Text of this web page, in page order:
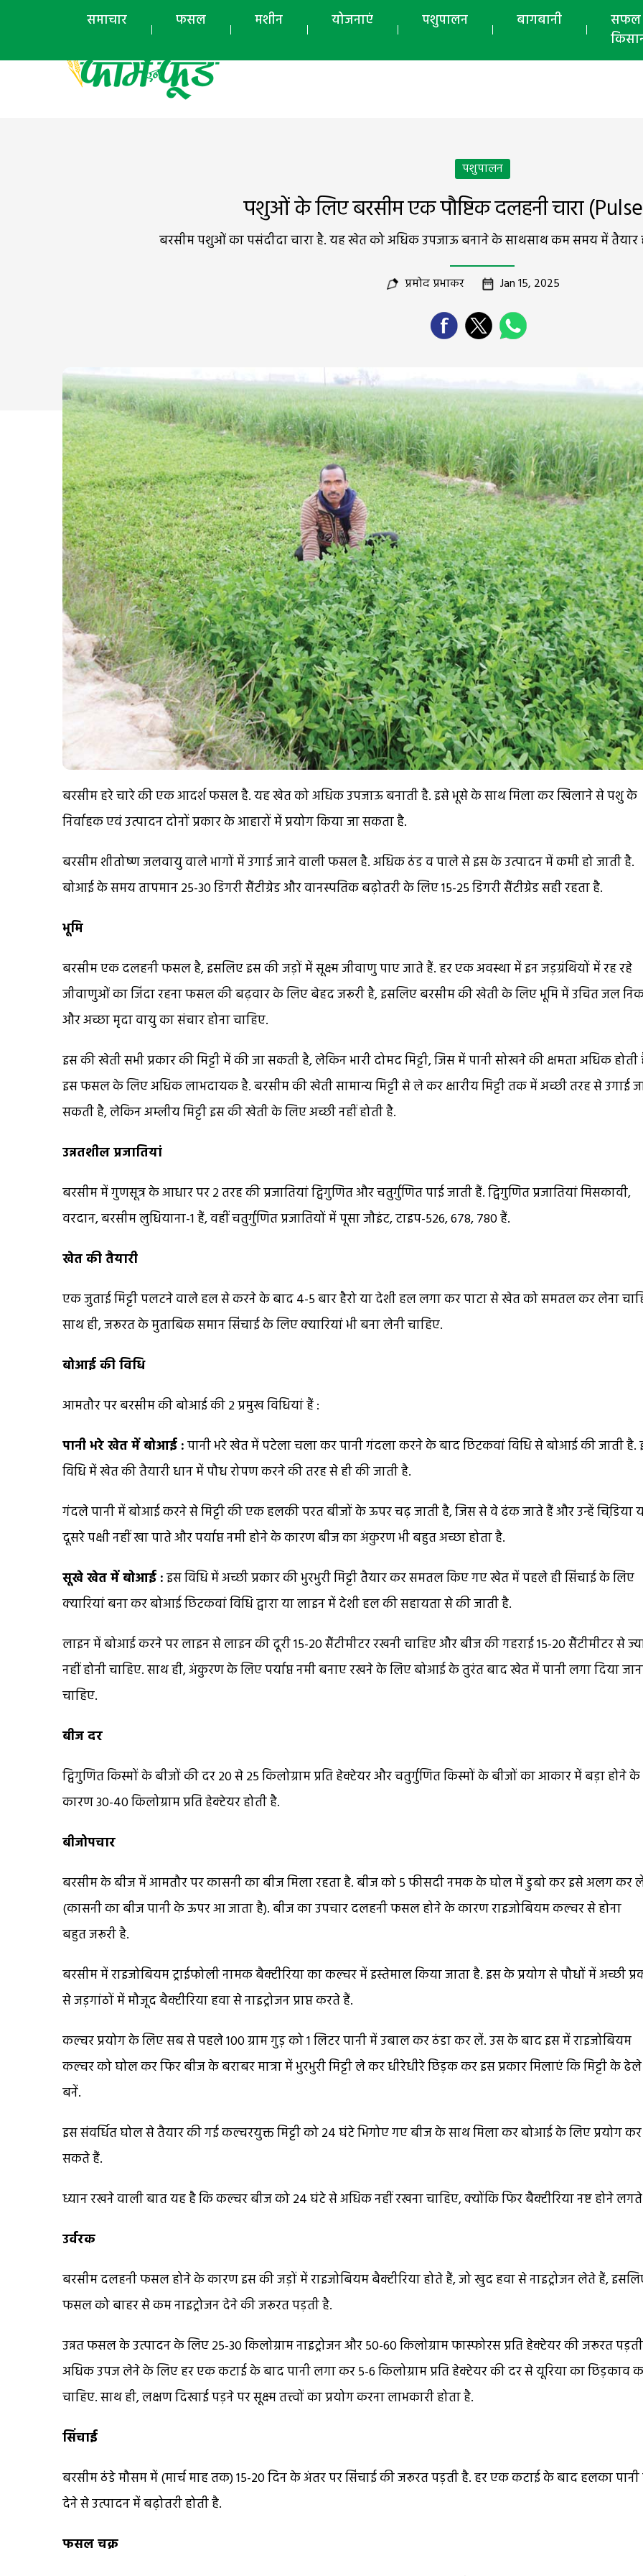
समाचार फसल मशीन योजनाएं पशुपालन बागबानी
सफल
पशुपालन
पशुओं के लिए बरसीम एक पौष्टिक दलहनी चारा
बरसीम पशुओं का पसंदीदा चारा है. यह खेत को अधिक उपजाऊ बनाने के साथसाथ कम समय में तैयार
प्रमोद प्रभाकर Jan 15, 2025
बरसीम हरे चारे की एक आदर्श फसल है. यह खेत को अधिक उपजाऊ बनाती है. इसे भूसे के साथ मिला कर खिलाने से पशु के
निर्वाहक एवं उत्पादन दोनों प्रकार के आहारों में प्रयोग किया जा सकता है.
बरसीम शीतोष्ण जलवायु वाले भागों में उगाई जाने वाली फसल है. अधिक ठंड व पाले से इस के उत्पादन में कमी हो जाती है.
बोआई के समय तापमान 25-30 डिगरी सैंटीग्रेड और वानस्पतिक बढ़ोतरी के लिए 15-25 डिगरी सैंटीग्रेड सही रहता है.
भूमि
बरसीम एक दलहनी फसल है, इसलिए इस की जड़ों में सूक्ष्म जीवाणु पाए जाते हैं. हर एक अवस्था में इन जड़ग्रंथियों में रह रहे
जीवाणुओं का जिंदा रहना फसल की बढ़वार के लिए बेहद जरूरी है, इसलिए बरसीम की खेती के लिए भूमि में उचित जल
और अच्छा मृदा वायु का संचार होना चाहिए.
इस की खेती सभी प्रकार की मिट्टी में की जा सकती है, लेकिन भारी दोमद मिट्टी, जिस में पानी सोखने की क्षमता अधिक होती
इस फसल के लिए अधिक लाभदायक है. बरसीम की खेती सामान्य मिट्टी से ले कर क्षारीय मिट्टी तक में अच्छी तरह से उगाई
सकती है, लेकिन अम्लीय मिट्टी इस की खेती के लिए अच्छी नहीं होती है.
उन्नतशील प्रजातियां
बरसीम में गुणसूत्र के आधार पर 2 तरह की प्रजातियां द्विगुणित और चतुर्गुणित पाई जाती हैं. द्विगुणित प्रजातियां मिसकावी,
वरदान, बरसीम लुधियाना-1 हैं, वहीं चतुर्गुणित प्रजातियों में पूसा जौइंट, टाइप-526, 678, 780 हैं.
खेत की तैयारी
एक जुताई मिट्टी पलटने वाले हल से करने के बाद 4-5 बार हैरो या देशी हल लगा कर पाटा से खेत को समतल कर लेना
साथ ही, जरूरत के मुताबिक समान सिंचाई के लिए क्यारियां भी बना लेनी चाहिए.
बोआई की विधि
आमतौर पर बरसीम की बोआई की 2 प्रमुख विधियां हैं :
पानी भरे खेत में बोआई :पानी भरे खेत में पटेला चला कर पानी गंदला करने के बाद छिटकवां विधि से बोआई की जाती है.
विधि में खेत की तैयारी धान में पौध रोपण करने की तरह से ही की जाती है.
गंदले पानी में बोआई करने से मिट्टी की एक हलकी परत बीजों के ऊपर चढ़ जाती है, जिस से वे ढंक जाते हैं और उन्हें चिडि़या
दूसरे पक्षी नहीं खा पाते और पर्याप्त नमी होने के कारण बीज का अंकुरण भी बहुत अच्छा होता है.
सूखे खेत में बोआई :इस विधि में अच्छी प्रकार की भुरभुरी मिट्टी तैयार कर समतल किए गए खेत में पहले ही सिंचाई के लिए
क्यारियां बना कर बोआई छिटकवां विधि द्वारा या लाइन में देशी हल की सहायता से की जाती है.
लाइन में बोआई करने पर लाइन से लाइन की दूरी 15-20 सैंटीमीटर रखनी चाहिए और बीज की गहराई 15-20 सैंटीमीटर से
नहीं होनी चाहिए. साथ ही, अंकुरण के लिए पर्याप्त नमी बनाए रखने के लिए बोआई के तुरंत बाद खेत में पानी लगा दिया
चाहिए.
बीज दर
द्विगुणित किस्मों के बीजों की दर 20 से 25 किलोग्राम प्रति हेक्टेयर और चतुर्गुणित किस्मों के बीजों का आकार में बड़ा होने के
कारण 30-40 किलोग्राम प्रति हेक्टेयर होती है.
बीजोपचार
बरसीम के बीज में आमतौर पर कासनी का बीज मिला रहता है. बीज को 5 फीसदी नमक के घोल में डुबो कर इसे अलग कर
(कासनी का बीज पानी के ऊपर आ जाता है). बीज का उपचार दलहनी फसल होने के कारण राइजोबियम कल्चर से होना
बहुत जरूरी है.
बरसीम में राइजोबियम ट्राईफोली नामक बैक्टीरिया का कल्चर में इस्तेमाल किया जाता है. इस के प्रयोग से पौधों में अच्छी
से जड़गांठों में मौजूद बैक्टीरिया हवा से नाइट्रोजन प्राप्त करते हैं.
कल्चर प्रयोग के लिए सब से पहले 100 ग्राम गुड़ को 1 लिटर पानी में उबाल कर ठंडा कर लें. उस के बाद इस में राइजोबियम
कल्चर को घोल कर फिर बीज के बराबर मात्रा में भुरभुरी मिट्टी ले कर धीरेधीरे छिड़क कर इस प्रकार मिलाएं कि मिट्टी के
बनें.
इस संवर्धित घोल से तैयार की गई कल्चरयुक्त मिट्टी को 24 घंटे भिगोए गए बीज के साथ मिला कर बोआई के लिए प्रयोग कर
सकते हैं.
ध्यान रखने वाली बात यह है कि कल्चर बीज को 24 घंटे से अधिक नहीं रखना चाहिए, क्योंकि फिर बैक्टीरिया नष्ट होने
उर्वरक
बरसीम दलहनी फसल होने के कारण इस की जड़ों में राइजोबियम बैक्टीरिया होते हैं, जो खुद हवा से नाइट्रोजन लेते हैं,
फसल को बाहर से कम नाइट्रोजन देने की जरूरत पड़ती है.
उन्नत फसल के उत्पादन के लिए 25-30 किलोग्राम नाइट्रोजन और 50-60 किलोग्राम फास्फोरस प्रति हेक्टेयर की जरूरत
अधिक उपज लेने के लिए हर एक कटाई के बाद पानी लगा कर 5-6 किलोग्राम प्रति हेक्टेयर की दर से यूरिया का छिड़काव
चाहिए. साथ ही, लक्षण दिखाई पड़ने पर सूक्ष्म तत्त्वों का प्रयोग करना लाभकारी होता है.
सिंचाई
बरसीम ठंडे मौसम में (मार्च माह तक) 15-20 दिन के अंतर पर सिंचाई की जरूरत पड़ती है. हर एक कटाई के बाद हलका
देने से उत्पादन में बढ़ोतरी होती है.
फसल चक्र